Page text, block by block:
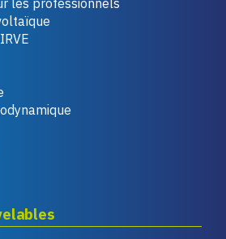
les professionnels